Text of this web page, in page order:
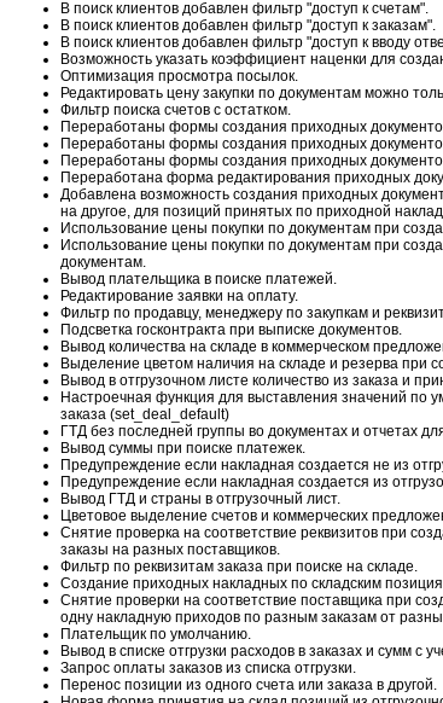
В поиск клиентов добавлен фильтр "доступ к счетам".
В поиск клиентов добавлен фильтр "доступ к заказам".
В поиск клиентов добавлен фильтр "доступ к вводу
Возможность указать коэффициент наценки для
Оптимизация просмотра посылок.
Редактировать цену закупки по документам можно
Фильтр поиска счетов с остатком.
Переработаны формы создания приходных
Переработаны формы создания приходных
Переработаны формы создания приходных
Переработана форма редактирования приходных
Добавлена возможность создания приходных
на другое, для позиций принятых по приходной
Использование цены покупки по документам при
Использование цены покупки по документам при
документам.
Вывод плательщика в поиске платежей.
Редактирование заявки на оплату.
Фильтр по продавцу, менеджеру по закупкам и
Подсветка госконтракта при выписке документов.
Вывод количества на складе в коммерческом
Выделение цветом наличия на складе и резерва при
Вывод в отгрузочном листе количество из заказа и
Настроечная функция для выставления значений по
заказа (set_deal_default)
ГТД без последней группы во документах и отчетах
Вывод суммы при поиске платежек.
Предупреждение если накладная создается не из
Предупреждение если накладная создается из
Вывод ГТД и страны в отгрузочный лист.
Цветовое выделение счетов и коммерческих
Снятие проверка на соответствие реквизитов при
заказы на разных поставщиков.
Фильтр по реквизитам заказа при поиске на складе.
Создание приходных накладных по складским
Снятие проверки на соответствие поставщика при
одну накладную приходов по разным заказам от
Плательщик по умолчанию.
Вывод в списке отгрузки расходов в заказах и сумм с
Запрос оплаты заказов из списка отгрузки.
Перенос позиции из одного счета или заказа в другой.